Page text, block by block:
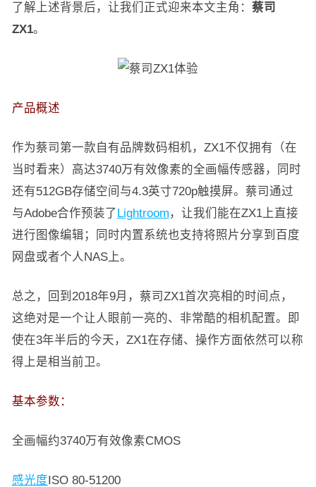
了解上述背景后，让我们正式迎来本文主角： 蔡司
ZX1。
产品概述
作为蔡司第一款自有品牌数码相机，ZX1不仅拥有（在
当时看来）高达3740万有效像素的全画幅传感器，同时
还有512GB存储空间与4.3英寸720p触摸屏。蔡司通过
与Adobe合作预装了Lightroom ，让我们能在ZX1上直接
进行图像编辑；同时内置系统也支持将照片分享到百度
网盘或者个人NAS上。
总之，回到2018年9月，蔡司ZX1首次亮相的时间点，
这绝对是一个让人眼前一亮的、非常酷的相机配置。即
使在3年半后的今天，ZX1在存储、操作方面依然可以称
得上是相当前卫。
基本参数：
全画幅约3740万有效像素CMOS
感光度ISO 80-51200